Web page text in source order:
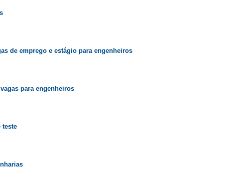
de emprego e estágio para engenheiros
para engenheiros
teste